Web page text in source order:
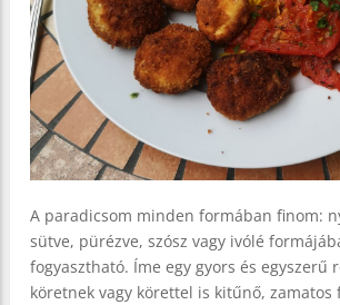
A paradicsom minden formában finom:
sütve, pürézve, szósz vagy ivólé
fogyasztható. Íme egy gyors és egyszerű
köretnek vagy körettel is kitűnő, zamatos